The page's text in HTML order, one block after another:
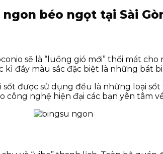
béo ngọt tại Sài
sẽ là “luồng gió mới” thổi mát cho
đầy màu sắc đặc biệt là những bát
được sử dụng đều là những loại
nghệ hiện đại các bạn yên tâm